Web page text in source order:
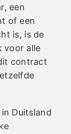
een
of een
is, is de
voor alle
contract
Duitsland